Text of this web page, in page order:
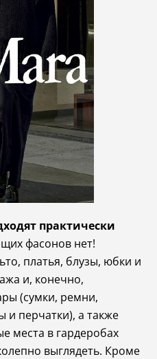
практически
фасонов нет!
платья, блузы, юбки и
и, конечно,
(сумки, ремни,
перчатки), а также
места в гардеробах
выглядеть. Кроме